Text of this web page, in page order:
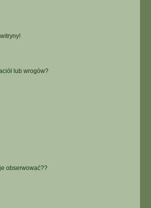
lub wrogów?
obserwować??